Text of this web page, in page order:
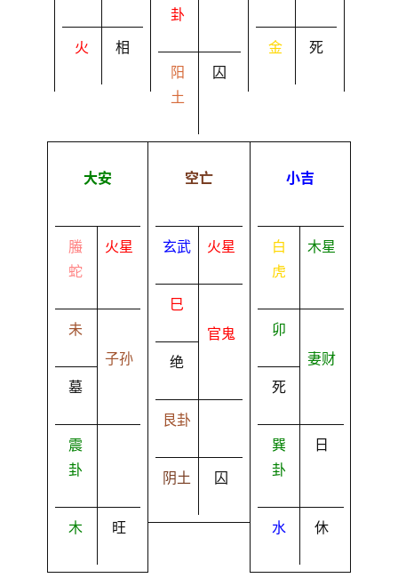
火 相
卦
阳
土
囚
金 死
大安
螣
蛇
火星
未
墓
子孙
震
卦
木 旺
空亡
玄武 火星
巳
绝
官鬼
艮卦
阴土 囚
小吉
白
虎
木星
卯
死
妻财
巽
卦
日
水 休